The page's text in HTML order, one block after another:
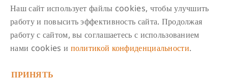
номером 1107799015708.
Ганден Тендар Линг © 2020 Все права защищены
Наш адрес : г. Москва, Нахимовский проспект, 32. Этаж
10, каб.1023,
Наш сайт использует файлы cookies, чтобы улучшить
работу и повысить эффективность сайта. Продолжая
работу с сайтом, вы соглашаетесь с использованием
нами cookies и политикой конфиденциальности.
ПРИНЯТЬ